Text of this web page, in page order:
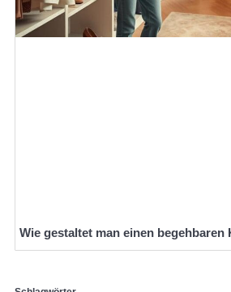
Wie gestaltet man einen begehbaren